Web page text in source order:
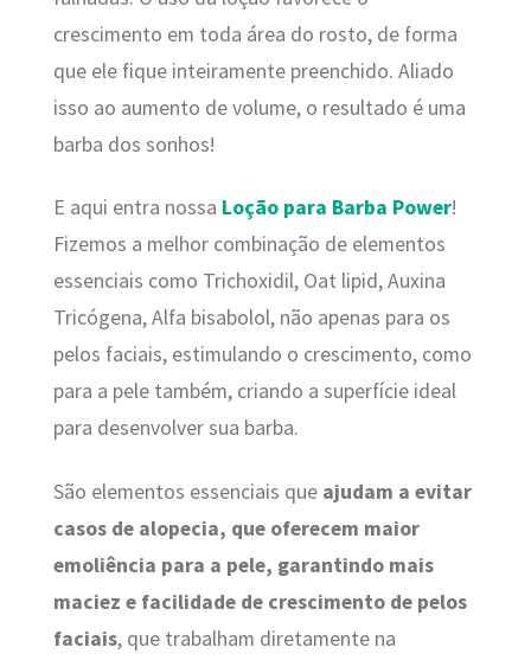
crescimento em toda área do rosto, de forma
que ele fique inteiramente preenchido. Aliado
isso ao aumento de volume, o resultado é uma
barba dos sonhos!
E aqui entra nossa Loção para Barba Power!
Fizemos a melhor combinação de elementos
essenciais como Trichoxidil, Oat lipid, Auxina
Tricógena, Alfa bisabolol, não apenas para os
pelos faciais, estimulando o crescimento, como
para a pele também, criando a superfície ideal
para desenvolver sua barba.
São elementos essenciais queajudam a evitar
casos de alopecia, que oferecem maior
emoliência para a pele, garantindo mais
maciez e facilidade de crescimento de pelos
faciais, que trabalham diretamente na